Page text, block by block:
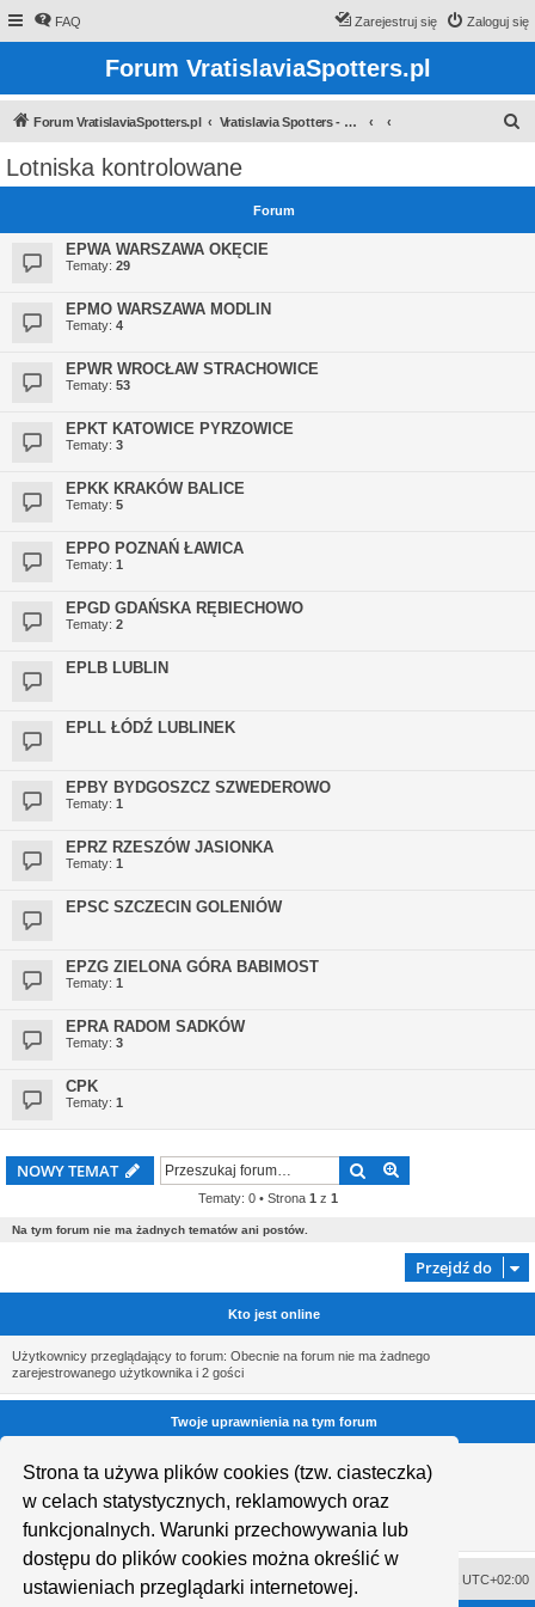
Strona ta używa plików cookies (tzw. ciasteczka)
w celach statystycznych, reklamowych oraz
funkcjonalnych. Warunki przechowywania lub
dostępu do plików cookies można określić w
ustawieniach przeglądarki internetowej.
FAQ Zaloguj się
Zarejestruj się
Forum VratislaviaSpotters.pl
Forum VratislaviaSpotters.pl Vratislavia Spotters - Wroclawska grupa spotterska
a
Lotniska kontrolowane
Forum
EPWA WARSZAWA OKĘCIE
Tematy: 29
EPMO WARSZAWA MODLIN
Tematy: 4
EPWR WROCŁAW STRACHOWICE
Tematy: 53
EPKT KATOWICE PYRZOWICE
Tematy: 3
EPKK KRAKÓW BALICE
Tematy: 5
EPPO POZNAŃ ŁAWICA
Tematy: 1
EPGD GDAŃSKA RĘBIECHOWO
Tematy: 2
EPLB LUBLIN
EPLL ŁÓDŹ LUBLINEK
EPBY BYDGOSZCZ SZWEDEROWO
Tematy: 1
EPRZ RZESZÓW JASIONKA
Tematy: 1
EPSC SZCZECIN GOLENIÓW
EPZG ZIELONA GÓRA BABIMOST
Tematy: 1
EPRA RADOM SADKÓW
Tematy: 3
CPK
Tematy: 1
NOWY TEMAT Szukaj
Tematy: 0 • Strona 1 z 1
Na tym forum nie ma żadnych tematów ani postów.
Przejdź do
Kto jest online
Użytkownicy przeglądający to forum: Obecnie na forum nie ma żadnego
zarejestrowanego użytkownika i 2 gości
Twoje uprawnienia na tym forum
Nie możesz tworzyć nowych tematów
Nie możesz odpowiadać w tematach
Nie możeszzmieniać swoich postów
usuwać swoich postów
Nie możeszdodawać załączników
UTC+02:00
Usuń ciasteczka witryny